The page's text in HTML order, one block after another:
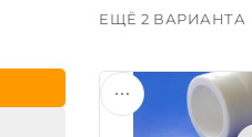
ЕЩЁ 2 ВАРИАНТА